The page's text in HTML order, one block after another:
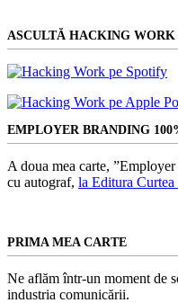
ASCULTĂ HACKING WORK
EMPLOYER BRANDING
A doua mea carte,
cu autograf, la Editura Curtea
PRIMA MEA CARTE
Ne aflăm într-un moment de
industria comunicării.